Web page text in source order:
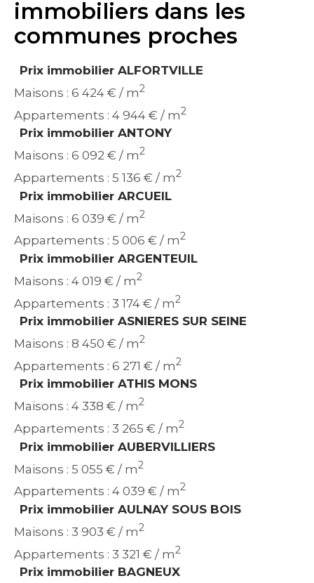
immobiliers dans les
communes proches
Prix immobilier ALFORTVILLE
Maisons : 6 424 € / m2
Appartements : 4 944 € / m2
Prix immobilier ANTONY
Maisons : 6 092 € / m2
Appartements : 5 136 € / m2
Prix immobilier ARCUEIL
Maisons : 6 039 € / m2
Appartements : 5 006 € / m2
Prix immobilier ARGENTEUIL
Maisons : 4 019 € / m2
Appartements : 3 174 € / m2
Prix immobilier ASNIERES SUR SEINE
Maisons : 8 450 € / m2
Appartements : 6 271 € / m2
Prix immobilier ATHIS MONS
Maisons : 4 338 € / m2
Appartements : 3 265 € / m2
Prix immobilier AUBERVILLIERS
Maisons : 5 055 € / m2
Appartements : 4 039 € / m2
Prix immobilier AULNAY SOUS BOIS
Maisons : 3 903 € / m2
Appartements : 3 321 € / m2
Prix immobilier BAGNEUX